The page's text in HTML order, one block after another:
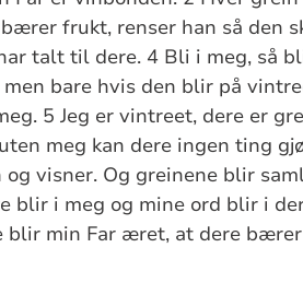
frukt, renser han så den
talt til dere. 4 Bli i meg, så
bare hvis den blir på
5 Jeg er vintreet, dere er
meg kan dere ingen ting
visner. Og greinene blir
blir i meg og mine ord blir i
blir min Far æret, at dere